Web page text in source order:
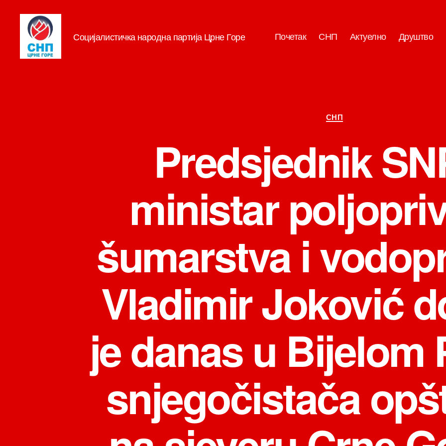
Социјалистичка народна партија Црне Горе Почетак СНП Актуелно Друштво
Категорије
СНП
Predsjednik
ministar
šumarstva i
Vladimir Joković
je danas u Bijelom
snjegočistača